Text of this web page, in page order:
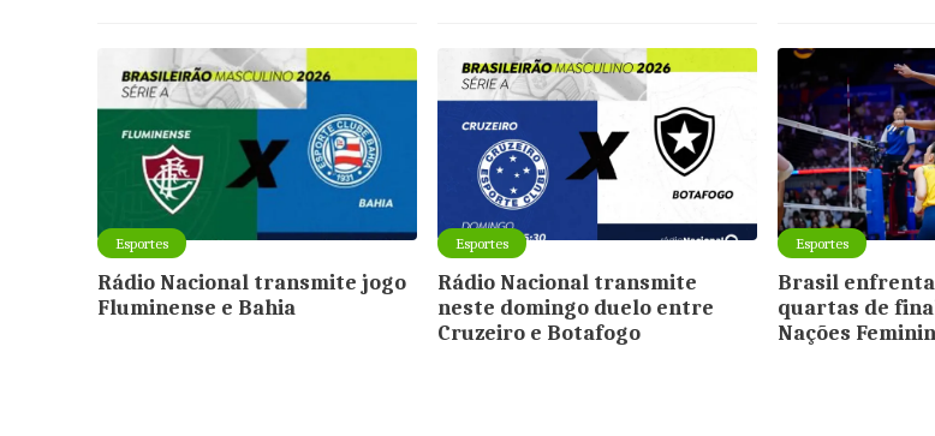
Esportes
Rádio Nacional transmite jogo
Fluminense e Bahia
Esportes
Rádio Nacional transmite
neste domingo duelo entre
Cruzeiro e Botafogo
Esportes
Brasil enfrenta
quartas de
Nações